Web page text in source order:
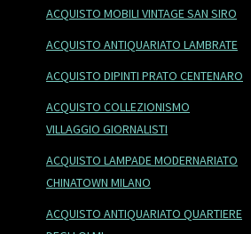
ACQUISTO MOBILI VINTAGE SAN SIRO
ACQUISTO ANTIQUARIATO LAMBRATE
ACQUISTO DIPINTI PRATO CENTENARO
ACQUISTO COLLEZIONISMO
VILLAGGIO GIORNALISTI
ACQUISTO LAMPADE MODERNARIATO
CHINATOWN MILANO
ACQUISTO ANTIQUARIATO QUARTIERE